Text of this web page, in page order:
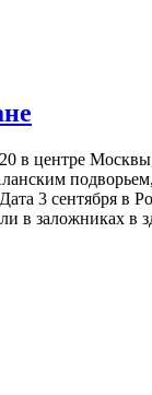
в центре
3 сентября в
в заложниках